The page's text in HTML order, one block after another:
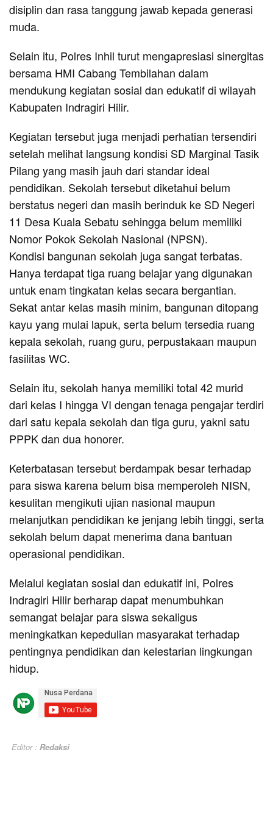
disiplin dan rasa tanggung jawab kepada generasi
muda.
Selain itu, Polres Inhil turut mengapresiasi sinergitas
bersama HMI Cabang Tembilahan dalam
mendukung kegiatan sosial dan edukatif di wilayah
Kabupaten Indragiri Hilir.
Kegiatan tersebut juga menjadi perhatian tersendiri
setelah melihat langsung kondisi SD Marginal Tasik
Pilang yang masih jauh dari standar ideal
pendidikan. Sekolah tersebut diketahui belum
berstatus negeri dan masih berinduk ke SD Negeri
11 Desa Kuala Sebatu sehingga belum memiliki
Nomor Pokok Sekolah Nasional (NPSN).
Kondisi bangunan sekolah juga sangat terbatas.
Hanya terdapat tiga ruang belajar yang digunakan
untuk enam tingkatan kelas secara bergantian.
Sekat antar kelas masih minim, bangunan ditopang
kayu yang mulai lapuk, serta belum tersedia ruang
kepala sekolah, ruang guru, perpustakaan maupun
fasilitas WC.
Selain itu, sekolah hanya memiliki total 42 murid
dari kelas I hingga VI dengan tenaga pengajar terdiri
dari satu kepala sekolah dan tiga guru, yakni satu
PPPK dan dua honorer.
Keterbatasan tersebut berdampak besar terhadap
para siswa karena belum bisa memperoleh NISN,
kesulitan mengikuti ujian nasional maupun
melanjutkan pendidikan ke jenjang lebih tinggi, serta
sekolah belum dapat menerima dana bantuan
operasional pendidikan.
Melalui kegiatan sosial dan edukatif ini, Polres
Indragiri Hilir berharap dapat menumbuhkan
semangat belajar para siswa sekaligus
meningkatkan kepedulian masyarakat terhadap
pentingnya pendidikan dan kelestarian lingkungan
hidup.
Editor : Redaksi